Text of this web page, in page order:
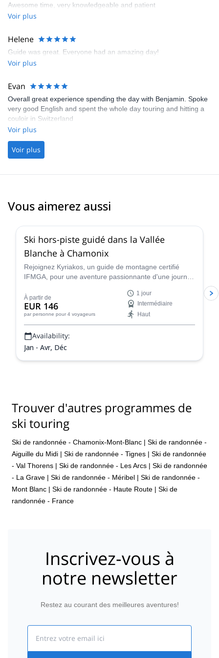
Awesome time, very knowledgeable and patient
Voir plus
Helene
Guide was great. Everyone had an amazing day!
Voir plus
Evan
Overall great experience spending the day with Benjamin. Spoke
very good English and spent the whole day touring and hitting a
couloir in Switzerland
Voir plus
Voir plus
Vous aimerez aussi
Ski hors-piste guidé dans la Vallée
Blanche à Chamonix
Rejoignez Kyriakos, un guide de montagne certifié
IFMGA, pour une aventure passionnante d'une journée
France.
À partir de
EUR 146
par personne pour 4 voyageurs
1 jour
Intermédiaire
Haut
Availability:
Jan - Avr, Déc
Trouver d'autres programmes de
ski touring
Ski de randonnée - Chamonix-Mont-Blanc | Ski de randonnée -
Aiguille du Midi | Ski de randonnée - Tignes | Ski de randonnée
- Val Thorens | Ski de randonnée - Les Arcs | Ski de randonnée
- La Grave | Ski de randonnée - Méribel | Ski de randonnée -
Mont Blanc | Ski de randonnée - Haute Route | Ski de
randonnée - France
Inscrivez-vous à
notre newsletter
Restez au courant des meilleures aventures!